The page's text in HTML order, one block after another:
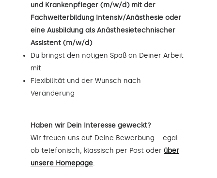
und Krankenpfleger (m/w/d) mit der
Fachweiterbildung Intensiv/Anästhesie oder
eine Ausbildung als Anästhesietechnischer
Assistent (m/w/d)
Du bringst den nötigen Spaß an Deiner Arbeit
mit
Flexibilität und der Wunsch nach
Veränderung
Haben wir Dein Interesse geweckt?
Wir freuen uns auf Deine Bewerbung – egal
ob telefonisch, klassisch per Post oder über
unsere Homepage.